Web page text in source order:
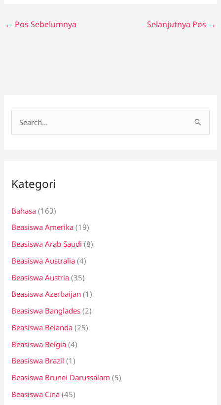
← Pos Sebelumnya Selanjutnya Pos →
u
t
u
k
:
Kategori
Bahasa (163)
Beasiswa Amerika (19)
Beasiswa Arab Saudi (8)
Beasiswa Australia (4)
Beasiswa Austria (35)
Beasiswa Azerbaijan (1)
Beasiswa Banglades (2)
Beasiswa Belanda (25)
Beasiswa Belgia (4)
Beasiswa Brazil (1)
Beasiswa Brunei Darussalam (5)
Beasiswa Cina (45)